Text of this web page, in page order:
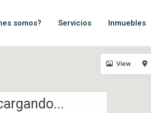
somos? Servicios Inmuebles
View